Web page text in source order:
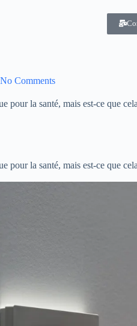
No Comments
pour la santé, mais est-ce que
pour la santé, mais est-ce que